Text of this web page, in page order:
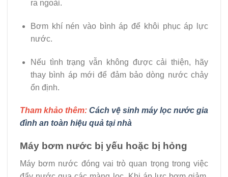
ra ngoài.
Bơm khí nén vào bình áp để khôi phục áp lực
nước.
Nếu tình trạng vẫn không được cải thiện, hãy
thay bình áp mới để đảm bảo dòng nước chảy
ổn định.
Tham khảo thêm: Cách vệ sinh máy lọc nước gia
đình an toàn hiệu quả tại nhà
Máy bơm nước bị yếu hoặc bị hỏng
Máy bơm nước đóng vai trò quan trọng trong việc